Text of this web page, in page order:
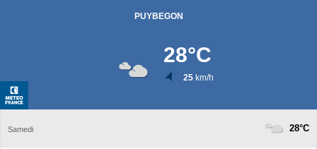
PUYBEGON
28°C
25km/h
Samedi 28°C